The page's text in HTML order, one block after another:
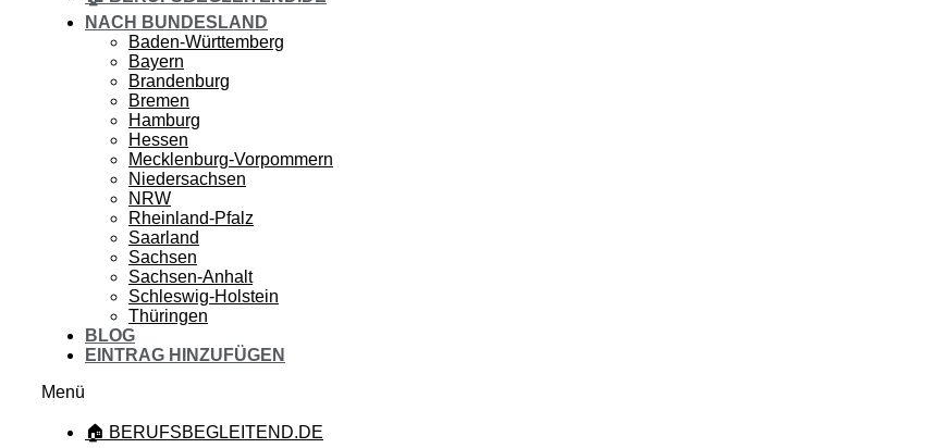
NACH BUNDESLAND
Baden-Württemberg
Bayern
Brandenburg
Bremen
Hamburg
Hessen
Mecklenburg-Vorpommern
Niedersachsen
NRW
Rheinland-Pfalz
Saarland
Sachsen
Sachsen-Anhalt
Schleswig-Holstein
Thüringen
BLOG
EINTRAG HINZUFÜGEN
Menü
🏠 BERUFSBEGLEITEND.DE